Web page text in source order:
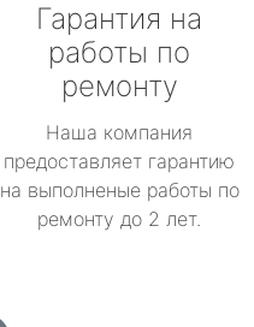
Гарантия на
работы по
ремонту
Наша компания
предоставляет гарантию
на выполненые работы по
ремонту до 2 лет.